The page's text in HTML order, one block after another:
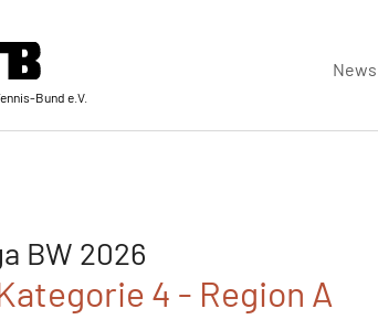
Bund e.V.
News
BW 2026
4 - Region A